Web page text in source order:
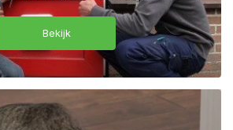
Bekijk